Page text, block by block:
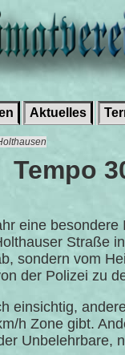
Aktuelles
Tempo
eine
Straße
sondern vom
der Polizei zu
einsichtig,
h Zone gibt.
Unbelehrbare,